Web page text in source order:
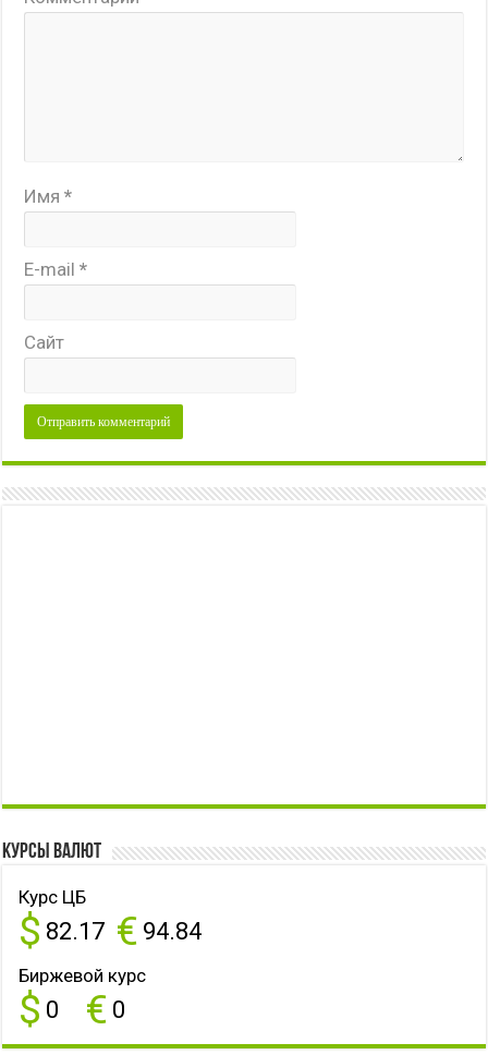
Имя*
E-mail*
Сайт
Курсы валют
Курс ЦБ
$ 82.17 € 94.84
Биржевой курс
$ 0 € 0